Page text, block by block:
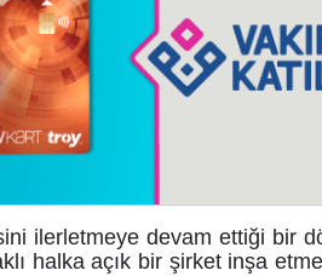
ilerletmeye devam ettiği bir
halka açık bir şirket inşa